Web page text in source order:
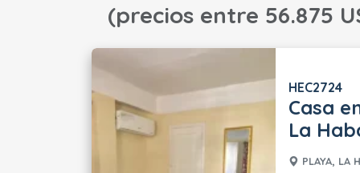
(precios entre 56.875
HEC2724
Casa
La
PLAYA, LA